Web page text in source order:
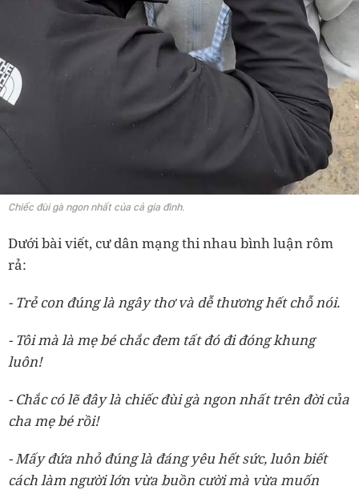
Chiếc đùi gà ngon nhất của cả gia đình.
Dưới bài viết, cư dân mạng thi nhau bình luận rôm
rả:
- Trẻ con đúng là ngây thơ và dễ thương hết chỗ nói.
- Tôi mà là mẹ bé chắc đem tất đó đi đóng khung
luôn!
- Chắc có lẽ đây là chiếc đùi gà ngon nhất trên đời của
cha mẹ bé rồi!
- Mấy đứa nhỏ đúng là đáng yêu hết sức, luôn biết
cách làm người lớn vừa buồn cười mà vừa muốn